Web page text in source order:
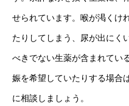
せられています。喉が渇くけ
たりしてしまう、尿が出にく
べきでない生薬が含まれてい
娠を希望していたりする場合
に相談しましょう。